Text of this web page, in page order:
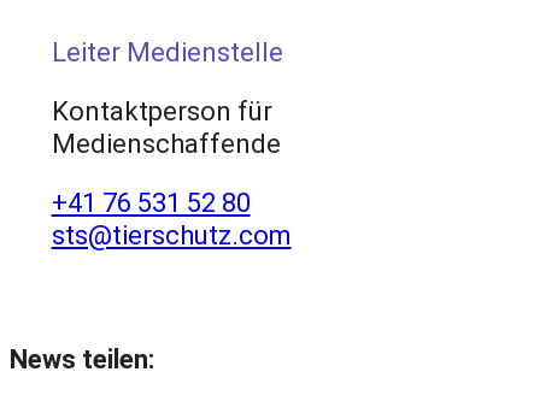
Leiter Medienstelle
Kontaktperson für
Medienschaffende
+41 76 531 52 80
sts@tierschutz.com
News teilen: